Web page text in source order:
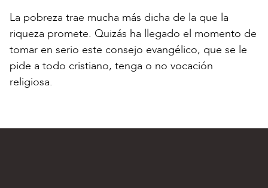
La pobreza trae mucha más dicha de la que la
riqueza promete. Quizás ha llegado el momento de
tomar en serio este consejo evangélico, que se le
pide a todo cristiano, tenga o no vocación
religiosa.